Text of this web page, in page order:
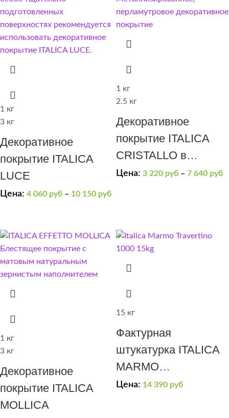
1 кг
3 кг
Декоративное
покрытие ITALICA
LUCE
Цена: 4 060 руб – 10 150 руб
1 кг
2.5 кг
Декоративное
покрытие ITALICA
CRISTALLO в
выраженным
Цена: 3 220 руб – 7 640 руб
1 кг
3 кг
Декоративное
покрытие ITALICA
MOLLICA
15 кг
Фактурная
штукатурка ITALICA
MARMO
TRAVERTINO 1000
Цена: 14 390 руб